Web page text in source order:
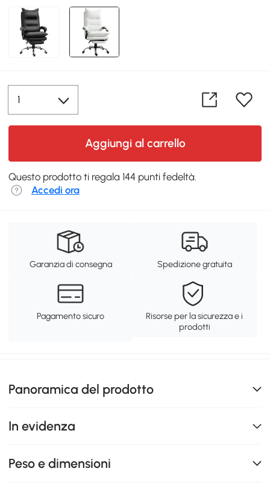
Aggiungi al carrello
Questo prodotto ti regala 144 punti fedeltà.
Accedi ora
Garanzia di consegna Spedizione gratuita
Pagamento sicuro
Risorse per la sicurezza e i
prodotti
Panoramica del prodotto
In evidenza
Peso e dimensioni